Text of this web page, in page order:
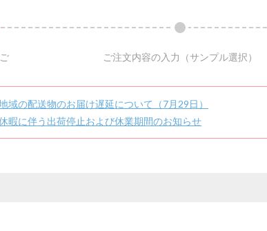
ご注文内容の入力 （サンプル選択）
域の配送物のお届け遅延について（7月29日）
暇に伴う出荷停止および休業期間のお知らせ